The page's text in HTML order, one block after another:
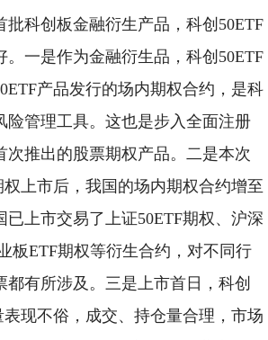
科创板金融衍生产品，科创50ETF
。一是作为金融衍生品，科创50ETF
产品发行的场内期权合约，是科
险管理工具。这也是步入全面注册
次推出的股票期权产品。二是本次
权上市后，我国的场内期权合约增至
已上市交易了上证50ETF期权、沪深
板ETF期权等衍生合约，对不同行
都有所涉及。三是上市首日，科创
表现不俗，成交、持仓量合理，市场